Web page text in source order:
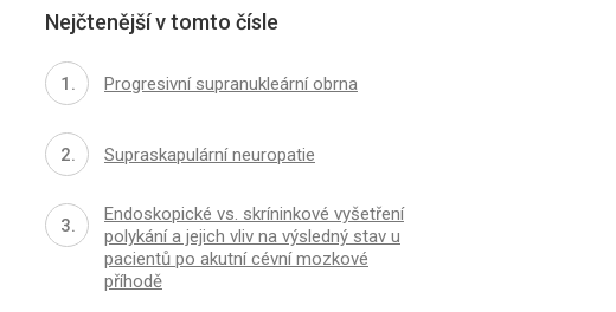
Nejčtenější v tomto čísle
Progresivní supranukleární obrna
Supraskapulární neuropatie
Endoskopické vs. skríninkové vyšetření
polykání a jejich vliv na výsledný stav u
pacientů po akutní cévní mozkové
příhodě